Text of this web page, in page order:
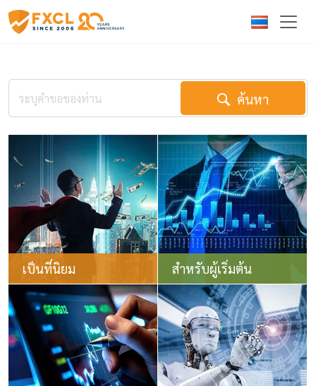
ค้นหา
เป็นที่นิยม สำหรับผู้เริ่มต้น